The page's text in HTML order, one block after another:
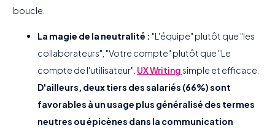
boucle.
La magie de la neutralité : "L'équipe" plutôt que "les
collaborateurs", "Votre compte" plutôt que "Le
compte de l'utilisateur". UX Writing simple et efficace.
D'ailleurs, deux tiers des salariés (66%) sont
favorables à un usage plus généralisé des termes
neutres ou épicènes dans la communication